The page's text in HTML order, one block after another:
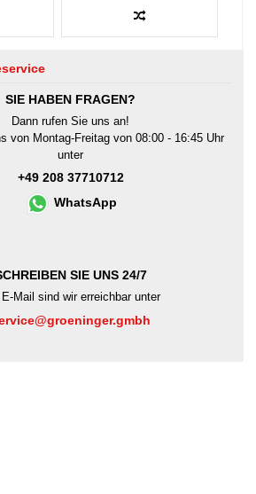
SIE HABEN FRAGEN?
Dann rufen Sie uns an!
von Montag-Freitag von 08:00 - 16:45 Uhr
unter
+49 208 37710712
WhatsApp
SIE UNS 24/7
E-Mail sind wir erreichbar unter